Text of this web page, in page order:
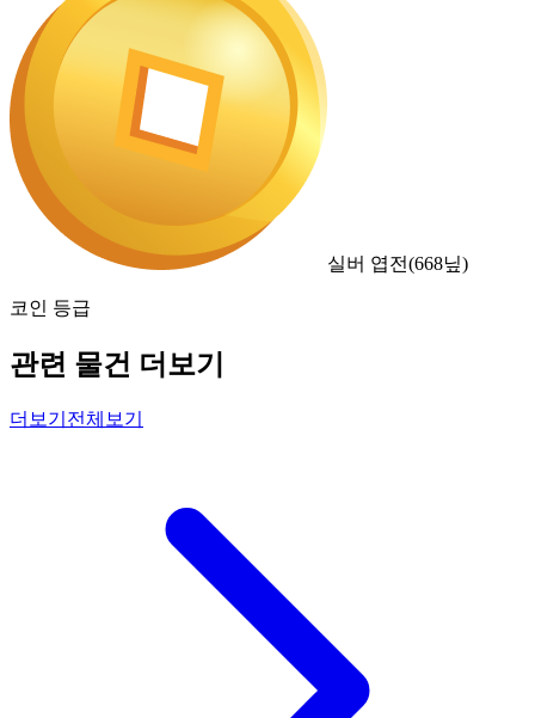
실버 엽전(668닢)
코인 등급
관련 물건 더보기
더보기 전체보기